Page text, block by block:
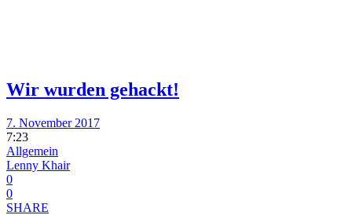
Wir wurden gehackt!
7. November 2017
7:23
Allgemein
Lenny Khair
0
0
SHARE